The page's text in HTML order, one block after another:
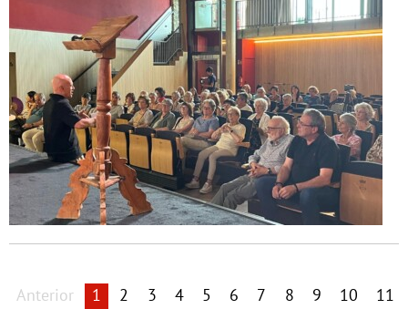
Anterior 1 2 3 4 5 6 7 8 9 10 11